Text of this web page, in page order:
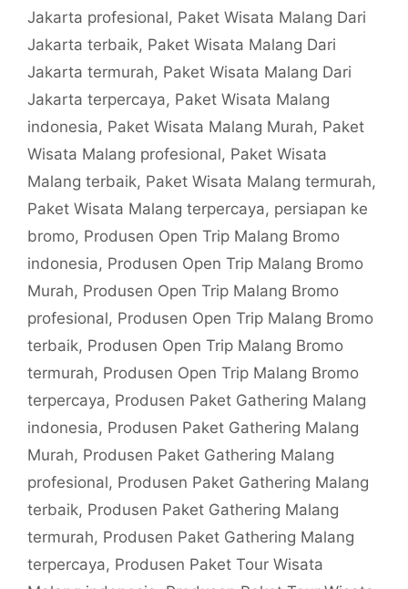
Jakarta profesional, Paket Wisata Malang Dari
Jakarta terbaik, Paket Wisata Malang Dari
Jakarta termurah, Paket Wisata Malang Dari
Jakarta terpercaya, Paket Wisata Malang
indonesia, Paket Wisata Malang Murah, Paket
Wisata Malang profesional, Paket Wisata
Malang terbaik, Paket Wisata Malang termurah,
Paket Wisata Malang terpercaya, persiapan ke
bromo, Produsen Open Trip Malang Bromo
indonesia, Produsen Open Trip Malang Bromo
Murah, Produsen Open Trip Malang Bromo
profesional, Produsen Open Trip Malang Bromo
terbaik, Produsen Open Trip Malang Bromo
termurah, Produsen Open Trip Malang Bromo
terpercaya, Produsen Paket Gathering Malang
indonesia, Produsen Paket Gathering Malang
Murah, Produsen Paket Gathering Malang
profesional, Produsen Paket Gathering Malang
terbaik, Produsen Paket Gathering Malang
termurah, Produsen Paket Gathering Malang
terpercaya, Produsen Paket Tour Wisata